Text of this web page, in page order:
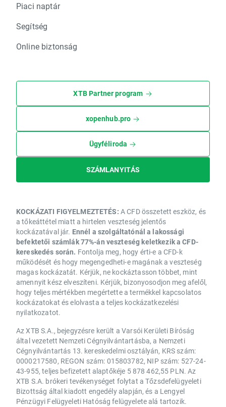
Piaci naptár
Segítség
Online biztonság
XTB Partner program
xopenhub.pro
Ügyféliroda
SZÁMLANYITÁS
KOCKÁZATI FIGYELMEZTETÉS: A CFD összetett eszköz, és
a tőkeáttétel miatt a hirtelen veszteség jelentős
kockázatával jár. Ennél a szolgáltatónál a lakossági
befektetői számlák 77%-án veszteség keletkezik a CFD-
kereskedés során. Fontolja meg, hogy érti-e a CFD-k
működését és hogy megengedheti-e magának a veszteség
magas kockázatát. Kérjük, ne kockáztasson többet, mint
amennyit kész elveszíteni. Kérjük, bizonyosodjon meg afelől,
hogy teljes mértékben megértette a termékkel kapcsolatos
kockázatokat és elolvasta a teljes kockázatkezelési
nyilatkozatot.
Az XTB S.A., bejegyzésre került a Varsói Kerületi Bíróság
által vezetett Nemzeti Cégnyilvántartásba, a Nemzeti
Cégnyilvántartás 13. kereskedelmi osztályán, KRS szám:
0000217580, REGON szám: 015803782, NIP szám: 527-24-
43-955, teljes befizetett alaptőkéje 5 878 462,55 PLN. Az
XTB S.A. brókeri tevékenységet folytat a Tőzsdefelügyeleti
Bizottság által kiadott engedély alapján, és a Lengyel
Pénzügyi Felügyeleti Hatóság felügyelete alá tartozik.